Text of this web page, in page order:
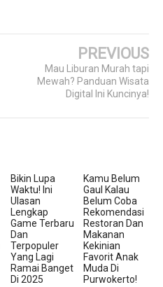
PREVIOUS
Mau Liburan Murah tapi
Mewah? Panduan Wisata
Digital Ini Kuncinya!
Bikin Lupa
Waktu! Ini
Ulasan
Lengkap
Game Terbaru
Dan
Terpopuler
Yang Lagi
Ramai Banget
Di 2025
Kamu Belum
Gaul Kalau
Belum Coba
Rekomendasi
Restoran Dan
Makanan
Kekinian
Favorit Anak
Muda Di
Purwokerto!